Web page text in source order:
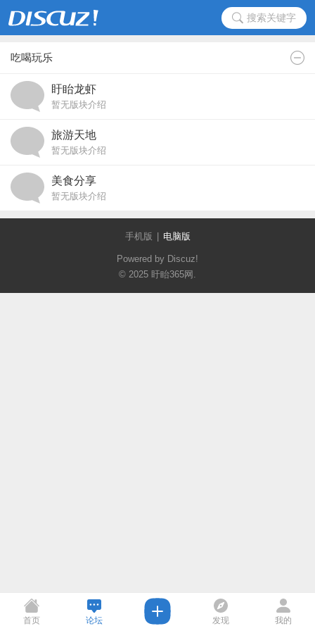
搜索关键字
吃喝玩乐
盱眙龙虾
暂无版块介绍
旅游天地
暂无版块介绍
美食分享
暂无版块介绍
手机版 电脑版
Powered by Discuz!
© 2025 盱眙365网 .
首页 论坛 发现 我的